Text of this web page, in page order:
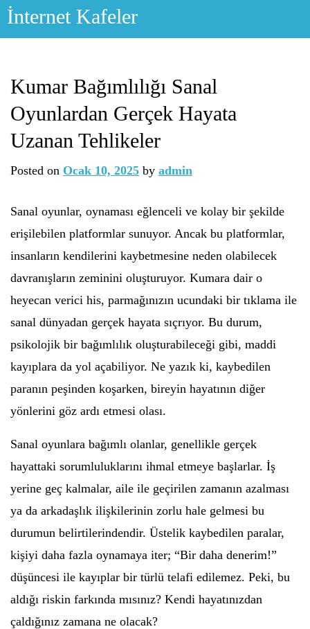
Skip
İnternet Kafeler
Kumar Bağımlılığı Sanal
Oyunlardan Gerçek Hayata
Uzanan Tehlikeler
Posted on Ocak 10, 2025 by admin
Sanal oyunlar, oynaması eğlenceli ve kolay bir şekilde
erişilebilen platformlar sunuyor. Ancak bu platformlar,
insanların kendilerini kaybetmesine neden olabilecek
davranışların zeminini oluşturuyor. Kumara dair o
heyecan verici his, parmağınızın ucundaki bir tıklama ile
sanal dünyadan gerçek hayata sıçrıyor. Bu durum,
psikolojik bir bağımlılık oluşturabileceği gibi, maddi
kayıplara da yol açabiliyor. Ne yazık ki, kaybedilen
paranın peşinden koşarken, bireyin hayatının diğer
yönlerini göz ardı etmesi olası.
Sanal oyunlara bağımlı olanlar, genellikle gerçek
hayattaki sorumluluklarını ihmal etmeye başlarlar. İş
yerine geç kalmalar, aile ile geçirilen zamanın azalması
ya da arkadaşlık ilişkilerinin zorlu hale gelmesi bu
durumun belirtilerindendir. Üstelik kaybedilen paralar,
kişiyi daha fazla oynamaya iter; “Bir daha denerim!”
düşüncesi ile kayıplar bir türlü telafi edilemez. Peki, bu
aldığı riskin farkında mısınız? Kendi hayatınızdan
çaldığınız zamana ne olacak?